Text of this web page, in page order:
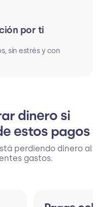
por ti
sin estrés y con
dinero si
estos pagos
perdiendo dinero al
gastos.